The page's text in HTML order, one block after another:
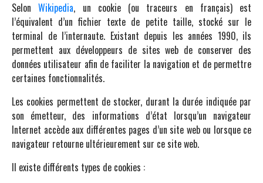
SelonWikipedia, un cookie (ou traceurs en français) est
l’équivalent d’un fichier texte de petite taille, stocké sur le
terminal de l’internaute. Existant depuis les années 1990, ils
permettent aux développeurs de sites web de conserver des
données utilisateur afin de faciliter la navigation et de permettre
certaines fonctionnalités.
Les cookies permettent de stocker, durant la durée indiquée par
son émetteur, des informations d’état lorsqu’un navigateur
Internet accède aux différentes pages d’un site web ou lorsque ce
navigateur retourne ultérieurement sur ce site web.
Il existe différents types de cookies :